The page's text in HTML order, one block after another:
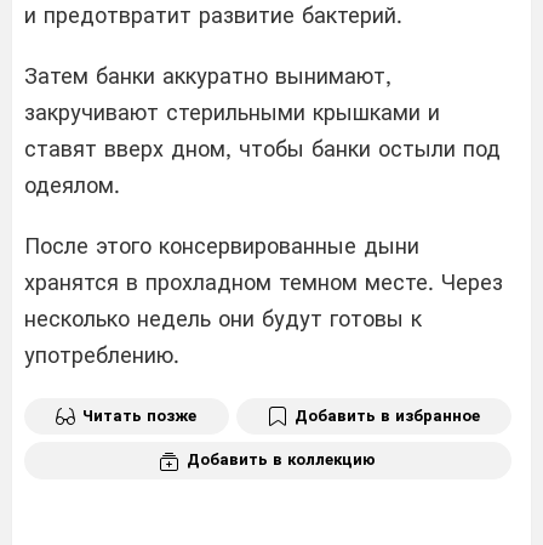
и предотвратит развитие бактерий.
Затем банки аккуратно вынимают,
закручивают стерильными крышками и
ставят вверх дном, чтобы банки остыли под
одеялом.
После этого консервированные дыни
хранятся в прохладном темном месте. Через
несколько недель они будут готовы к
употреблению.
Читать позже Добавить в избранное
Добавить в коллекцию